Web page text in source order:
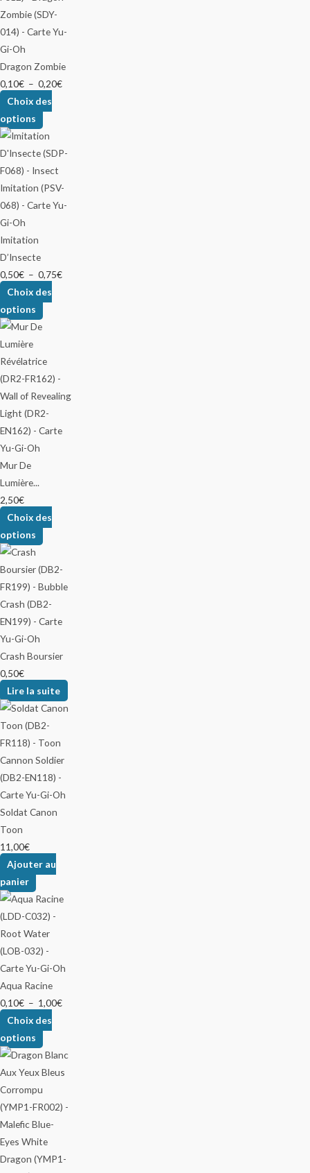
Dragon Zombie
0,10€ – 0,20€
Choix des
options
Imitation
D’Insecte
0,50€ – 0,75€
Choix des
options
Mur De
Lumière...
2,50€
Choix des
options
Crash Boursier
0,50€
Lire la suite
Soldat Canon
Toon
11,00€
Ajouter au
panier
Aqua Racine
0,10€ – 1,00€
Choix des
options